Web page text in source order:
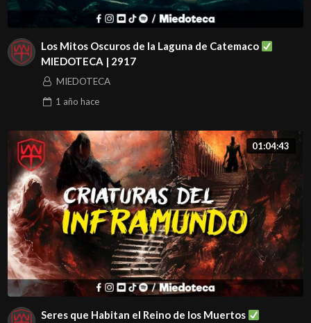
Los Mitos Oscuros de la Laguna de Catemaco
MIEDOTECA | 2917
MIEDOTECA
1 año hace
01:04:43
Seres que Habitan el Reino de los Muertos